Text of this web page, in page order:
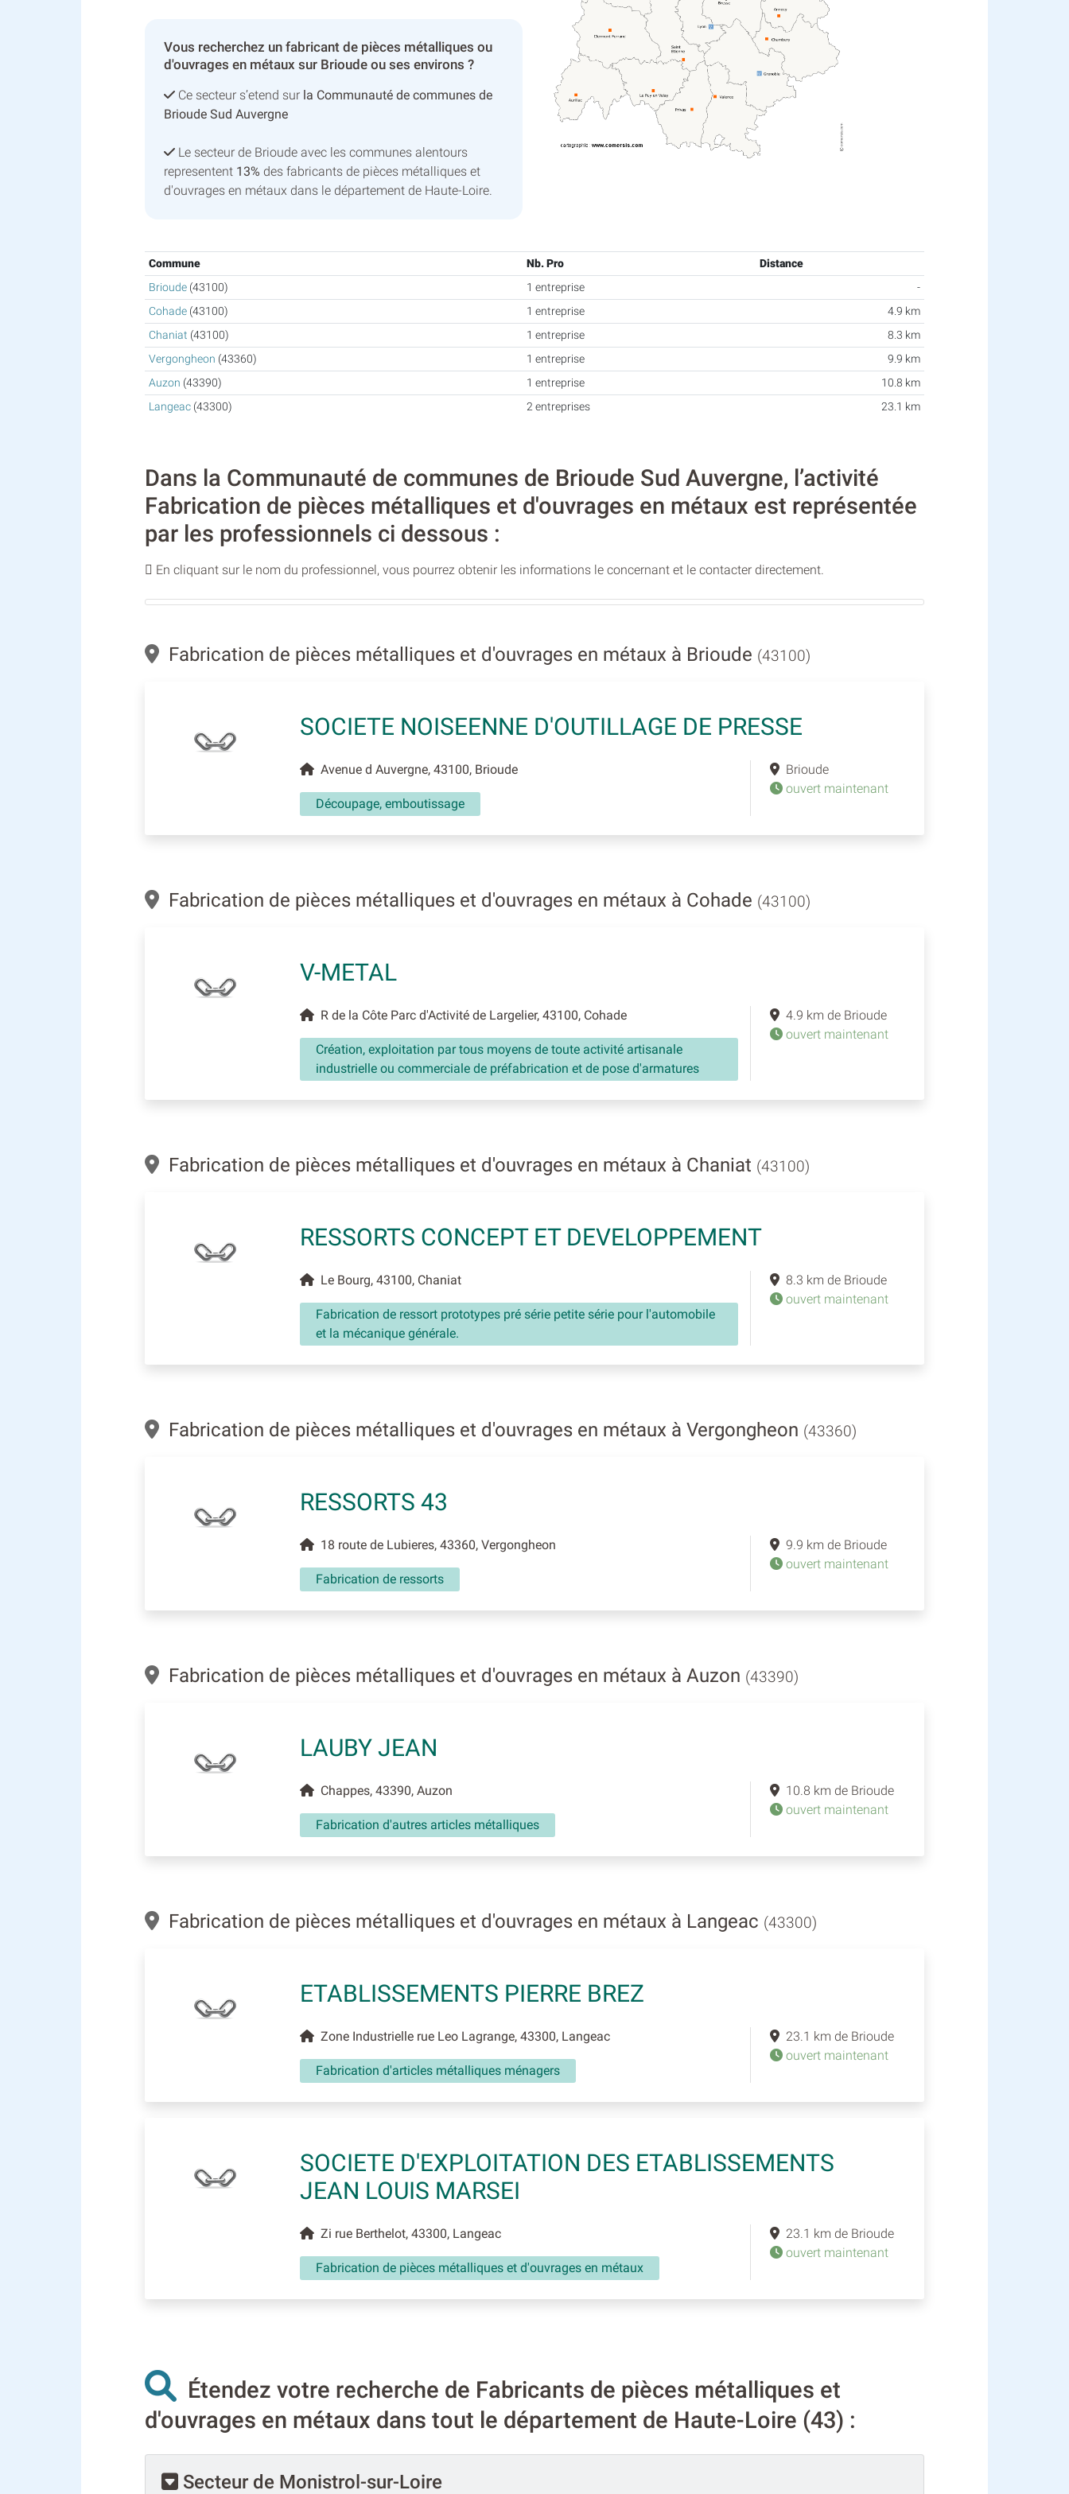
Vous recherchez un fabricant de pièces métalliques ou
d'ouvrages en métaux sur Brioude ou ses environs ?
Ce secteur s’etend sur la Communauté de communes de
Brioude Sud Auvergne
Le secteur de Brioude avec les communes alentours
representent 13% des fabricants de pièces métalliques et
d'ouvrages en métaux dans le département de Haute-Loire.
Commune Nb. Pro
Distance
Brioude(43100) 1 entreprise
-
Cohade(43100) 1 entreprise
4.9 km
Chaniat (43100) 1 entreprise
8.3 km
Vergongheon (43360) 1 entreprise
9.9 km
Auzon (43390) 1 entreprise
10.8 km
Langeac(43300) 2 entreprises 23.1 km
Dans la Communauté de communes de Brioude Sud Auvergne, l’activité
Fabrication de pièces métalliques et d'ouvrages en métaux est représentée
par les professionnels ci dessous :
En cliquant sur le nom du professionnel, vous pourrez obtenir les informations le concernant et le contacter directement.
Fabrication de pièces métalliques et d'ouvrages en métaux à Brioude (43100)
SOCIETE NOISEENNE D'OUTILLAGE DE PRESSE
Avenue d Auvergne, 43100, Brioude
Découpage, emboutissage
Brioude
ouvert maintenant
Fabrication de pièces métalliques et d'ouvrages en métaux à Cohade (43100)
V-METAL
R de la Côte Parc d'Activité de Largelier, 43100, Cohade
Création, exploitation par tous moyens de toute activité artisanale
industrielle ou commerciale de préfabrication et de pose d'armatures
4.9 km de Brioude
ouvert maintenant
Fabrication de pièces métalliques et d'ouvrages en métaux à Chaniat (43100)
RESSORTS CONCEPT ET DEVELOPPEMENT
Le Bourg, 43100, Chaniat
Fabrication de ressort prototypes pré série petite série pour l'automobile
et la mécanique générale.
8.3 km de Brioude
ouvert maintenant
Fabrication de pièces métalliques et d'ouvrages en métaux à Vergongheon (43360)
RESSORTS 43
18 route de Lubieres, 43360, Vergongheon
Fabrication de ressorts
9.9 km de Brioude
ouvert maintenant
Fabrication de pièces métalliques et d'ouvrages en métaux à Auzon (43390)
LAUBY JEAN
Chappes, 43390, Auzon
Fabrication d'autres articles métalliques
10.8 km de Brioude
ouvert maintenant
Fabrication de pièces métalliques et d'ouvrages en métaux à Langeac (43300)
ETABLISSEMENTS PIERRE BREZ
Zone Industrielle rue Leo Lagrange, 43300, Langeac
Fabrication d'articles métalliques ménagers
23.1 km de Brioude
ouvert maintenant
SOCIETE D'EXPLOITATION DES ETABLISSEMENTS
JEAN LOUIS MARSEI
Zi rue Berthelot, 43300, Langeac
Fabrication de pièces métalliques et d'ouvrages en métaux
23.1 km de Brioude
ouvert maintenant
Étendez votre recherche de Fabricants de pièces métalliques et
d'ouvrages en métaux dans tout le département de Haute-Loire (43) :
Secteur de Monistrol-sur-Loire